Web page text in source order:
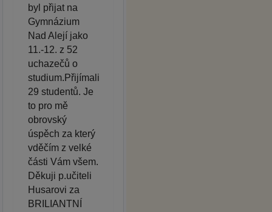
byl přijat na
Gymnázium
Nad Alejí jako
11.-12. z 52
uchazečů o
studium.Přijímali
29 studentů. Je
to pro mě
obrovský
úspěch za který
vděčím z velké
části Vám všem.
Děkuji p.učiteli
Husarovi za
BRILIANTNÍ